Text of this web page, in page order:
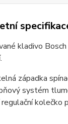
kladivo
západka
systém
kolečko